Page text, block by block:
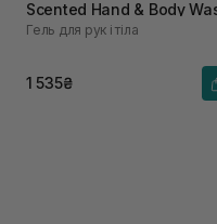
Scented Hand & Body
450 мл
Гель для рук і тіла
1 535₴